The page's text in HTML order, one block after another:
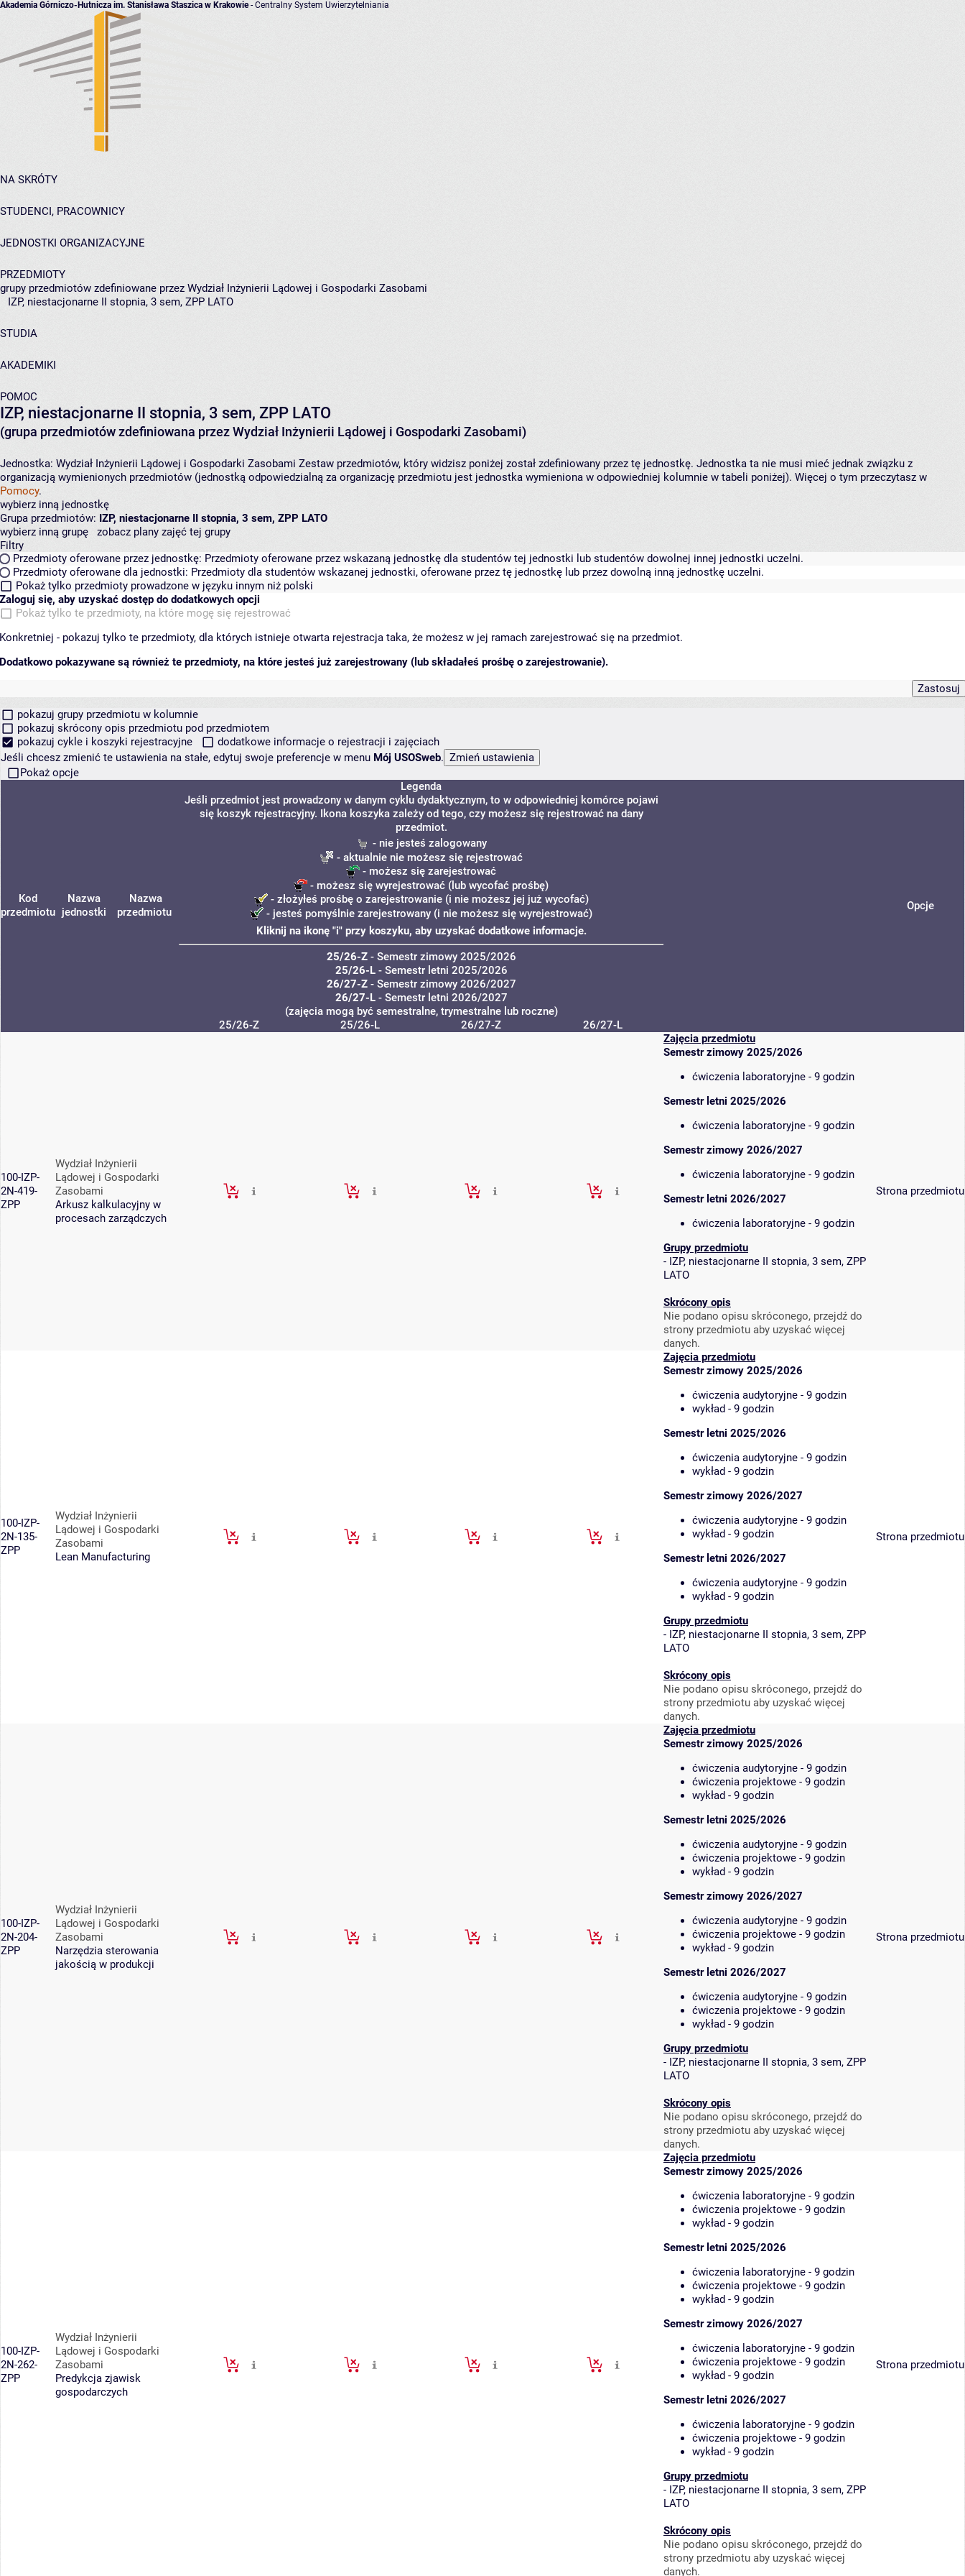
Akademia Górniczo-Hutnicza im. Stanisława Staszica w Krakowie- Centralny System Uwierzytelniania
NA SKRÓTY
STUDENCI, PRACOWNICY
JEDNOSTKI ORGANIZACYJNE
PRZEDMIOTY
grupy przedmiotów zdefiniowane przez Wydział Inżynierii Lądowej i Gospodarki Zasobami
IZP, niestacjonarne II stopnia, 3 sem, ZPP LATO
STUDIA
AKADEMIKI
POMOC
IZP, niestacjonarne II stopnia, 3 sem, ZPP LATO
(grupa przedmiotów zdefiniowana przez Wydział Inżynierii Lądowej i Gospodarki Zasobami)
Jednostka: Wydział Inżynierii Lądowej i Gospodarki Zasobami Zestaw przedmiotów, który widzisz poniżej został zdefiniowany przez tę jednostkę. Jednostka ta nie musi mieć jednak związku z
organizacją wymienionych przedmiotów (jednostką odpowiedzialną za organizację przedmiotu jest jednostka wymieniona w odpowiedniej kolumnie w tabeli poniżej). Więcej o tym przeczytasz w
Pomocy.
wybierz inną jednostkę
Grupa przedmiotów: IZP, niestacjonarne II stopnia, 3 sem, ZPP LATO
wybierz inną grupę
zobacz plany zajęć tej grupy
Filtry
Przedmioty oferowane przez jednostkę: Przedmioty oferowane przez wskazaną jednostkę dla studentów tej jednostki lub studentów dowolnej innej jednostki uczelni.
Przedmioty oferowane dla jednostki: Przedmioty dla studentów wskazanej jednostki, oferowane przez tę jednostkę lub przez dowolną inną jednostkę uczelni.
Pokaż tylko przedmioty prowadzone w języku innym niż polski
Zaloguj się, aby uzyskać dostęp do dodatkowych opcji
Pokaż tylko te przedmioty, na które mogę się rejestrować
Konkretniej - pokazuj tylko te przedmioty, dla których istnieje otwarta rejestracja taka, że możesz w jej ramach zarejestrować się na przedmiot.
Dodatkowo pokazywane są również te przedmioty, na które jesteś już zarejestrowany (lub składałeś prośbę o zarejestrowanie).
pokazuj grupy przedmiotu w kolumnie
pokazuj skrócony opis przedmiotu pod przedmiotem
pokazuj cykle i koszyki rejestracyjne
dodatkowe informacje o rejestracji i zajęciach
Jeśli chcesz zmienić te ustawienia na stałe, edytuj swoje preferencje w menu Mój USOSweb.
Pokaż opcje
Kod
przedmiotu
Nazwa
jednostki
Nazwa
przedmiotu
Legenda
Jeśli przedmiot jest prowadzony w danym cyklu dydaktycznym, to w odpowiedniej komórce pojawi
się koszyk rejestracyjny. Ikona koszyka zależy od tego, czy możesz się rejestrować na dany
przedmiot.
- nie jesteś zalogowany
- aktualnie nie możesz się rejestrować
- możesz się zarejestrować
- możesz się wyrejestrować (lub wycofać prośbę)
- złożyłeś prośbę o zarejestrowanie (i nie możesz jej już wycofać)
- jesteś pomyślnie zarejestrowany (i nie możesz się wyrejestrować)
Kliknij na ikonę "i" przy koszyku, aby uzyskać dodatkowe informacje.
25/26-Z- Semestr zimowy 2025/2026
25/26-L- Semestr letni 2025/2026
26/27-Z- Semestr zimowy 2026/2027
26/27-L- Semestr letni 2026/2027
(zajęcia mogą być semestralne, trymestralne lub roczne)
Opcje
25/26-Z 25/26-L 26/27-Z 26/27-L
100-IZP-
2N-419-
ZPP
Wydział Inżynierii
Lądowej i Gospodarki
Zasobami
Arkusz kalkulacyjny w
procesach zarządczych
Zajęcia przedmiotu
Semestr zimowy 2025/2026
ćwiczenia laboratoryjne - 9 godzin
Semestr letni 2025/2026
ćwiczenia laboratoryjne - 9 godzin
Semestr zimowy 2026/2027
ćwiczenia laboratoryjne - 9 godzin
Semestr letni 2026/2027
ćwiczenia laboratoryjne - 9 godzin
Grupy przedmiotu
- IZP, niestacjonarne II stopnia, 3 sem, ZPP
LATO
Skrócony opis
Nie podano opisu skróconego, przejdź do
strony przedmiotu aby uzyskać więcej
danych.
Strona przedmiotu
100-IZP-
2N-135-
ZPP
Wydział Inżynierii
Lądowej i Gospodarki
Zasobami
Lean Manufacturing
Zajęcia przedmiotu
Semestr zimowy 2025/2026
ćwiczenia audytoryjne - 9 godzin
wykład - 9 godzin
Semestr letni 2025/2026
ćwiczenia audytoryjne - 9 godzin
wykład - 9 godzin
Semestr zimowy 2026/2027
ćwiczenia audytoryjne - 9 godzin
wykład - 9 godzin
Semestr letni 2026/2027
ćwiczenia audytoryjne - 9 godzin
wykład - 9 godzin
Grupy przedmiotu
- IZP, niestacjonarne II stopnia, 3 sem, ZPP
LATO
Skrócony opis
Nie podano opisu skróconego, przejdź do
strony przedmiotu aby uzyskać więcej
danych.
Strona przedmiotu
100-IZP-
2N-204-
ZPP
Wydział Inżynierii
Lądowej i Gospodarki
Zasobami
Narzędzia sterowania
jakością w produkcji
Zajęcia przedmiotu
Semestr zimowy 2025/2026
ćwiczenia audytoryjne - 9 godzin
ćwiczenia projektowe - 9 godzin
wykład - 9 godzin
Semestr letni 2025/2026
ćwiczenia audytoryjne - 9 godzin
ćwiczenia projektowe - 9 godzin
wykład - 9 godzin
Semestr zimowy 2026/2027
ćwiczenia audytoryjne - 9 godzin
ćwiczenia projektowe - 9 godzin
wykład - 9 godzin
Semestr letni 2026/2027
ćwiczenia audytoryjne - 9 godzin
ćwiczenia projektowe - 9 godzin
wykład - 9 godzin
Grupy przedmiotu
- IZP, niestacjonarne II stopnia, 3 sem, ZPP
LATO
Skrócony opis
Nie podano opisu skróconego, przejdź do
strony przedmiotu aby uzyskać więcej
danych.
Strona przedmiotu
100-IZP-
2N-262-
ZPP
Wydział Inżynierii
Lądowej i Gospodarki
Zasobami
Predykcja zjawisk
gospodarczych
Zajęcia przedmiotu
Semestr zimowy 2025/2026
ćwiczenia laboratoryjne - 9 godzin
ćwiczenia projektowe - 9 godzin
wykład - 9 godzin
Semestr letni 2025/2026
ćwiczenia laboratoryjne - 9 godzin
ćwiczenia projektowe - 9 godzin
wykład - 9 godzin
Semestr zimowy 2026/2027
ćwiczenia laboratoryjne - 9 godzin
ćwiczenia projektowe - 9 godzin
wykład - 9 godzin
Semestr letni 2026/2027
ćwiczenia laboratoryjne - 9 godzin
ćwiczenia projektowe - 9 godzin
wykład - 9 godzin
Grupy przedmiotu
- IZP, niestacjonarne II stopnia, 3 sem, ZPP
LATO
Skrócony opis
Nie podano opisu skróconego, przejdź do
strony przedmiotu aby uzyskać więcej
danych.
Strona przedmiotu